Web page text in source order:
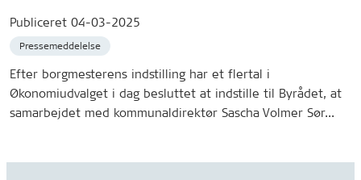
Publiceret 04-03-2025
Pressemeddelelse
Efter borgmesterens indstilling har et flertal i
Økonomiudvalget i dag besluttet at indstille til Byrådet, at
samarbejdet med kommunaldirektør Sascha Volmer Sør...